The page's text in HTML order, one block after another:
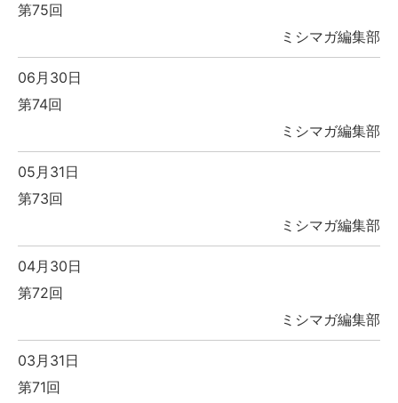
第75回
ミシマガ編集部
06月30日
第74回
ミシマガ編集部
05月31日
第73回
ミシマガ編集部
04月30日
第72回
ミシマガ編集部
03月31日
第71回